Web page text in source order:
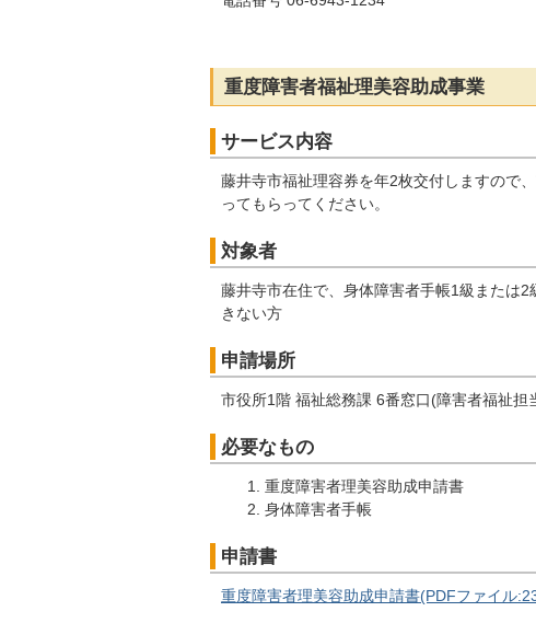
重度障害者福祉理美容助成事業
サービス内容
藤井寺市福祉理容券を年2枚交付しますので
ってもらってください。
対象者
藤井寺市在住で、身体障害者手帳1級または
きない方
申請場所
市役所1階 福祉総務課 6番窓口(障害者福祉担
必要なもの
重度障害者理美容助成申請書
身体障害者手帳
申請書
重度障害者理美容助成申請書(PDFファイル